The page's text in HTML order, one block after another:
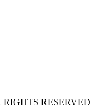
RIGHTS RESERVED